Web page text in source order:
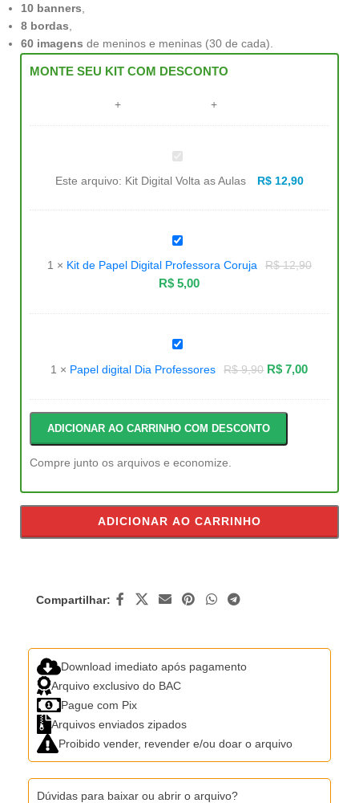
10 banners
8 bordas
60 imagens de meninos e meninas (30 de cada).
MONTE SEU KIT COM DESCONTO
Kit
Digital
Volta
as
Este arquivo: Kit Digital Volta as Aulas R$12,90
Kit
de
Papel
Digital
Professora
Coruja
1 × Kit de Papel Digital Professora Coruja R$12,90
R$ 5,00
Papel
digital
Professores
1 × Papel digital Dia Professores R$9,90 R$ 7,00
ADICIONAR AO CARRINHO COM DESCONTO
Compre junto os arquivos e economize.
ADICIONAR AO CARRINHO
Compartilhar:
Download imediato após pagamento
Arquivo exclusivo do BAC
Pague com Pix
Arquivos enviados zipados
Proibido vender, revender e/ou doar o arquivo
Dúvidas para baixar ou abrir o arquivo?